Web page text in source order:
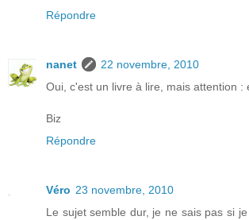
Répondre
nanet
22 novembre, 2010
Oui, c'est un livre à lire, mais attention :
Biz
Répondre
Véro 23 novembre, 2010
Le sujet semble dur, je ne sais pas si